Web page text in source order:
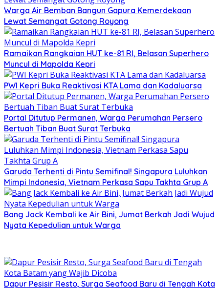
Warga Air Bemban Bangun Gapura Kemerdekaan
Lewat Semangat Gotong Royong
Ramaikan Rangkaian HUT ke-81 RI, Belasan Superhero
Muncul di Mapolda Kepri
PWI Kepri Buka Reaktivasi KTA Lama dan Kadaluarsa
Portal Ditutup Permanen, Warga Perumahan Persero
Bertuah Tiban Buat Surat Terbuka
Garuda Terhenti di Pintu Semifinal! Singapura Luluhkan
Mimpi Indonesia, Vietnam Perkasa Sapu Takhta Grup A
Bang Jack Kembali ke Air Bini, Jumat Berkah Jadi Wujud
Nyata Kepedulian untuk Warga
Dapur Pesisir Resto, Surga Seafood Baru di Tengah Kota